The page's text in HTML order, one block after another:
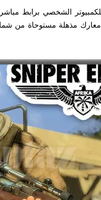
مذهلة مستوحاة من